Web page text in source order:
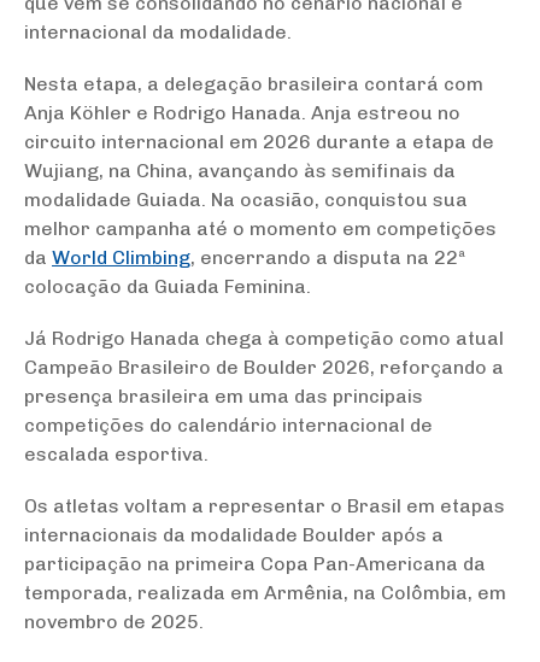
internacional da modalidade.
Nesta etapa, a delegação brasileira contará com
Anja Köhler e Rodrigo Hanada. Anja estreou no
circuito internacional em 2026 durante a etapa de
Wujiang, na China, avançando às semifinais da
modalidade Guiada. Na ocasião, conquistou sua
melhor campanha até o momento em competições
da World Climbing, encerrando a disputa na 22ª
colocação da Guiada Feminina.
Já Rodrigo Hanada chega à competição como atual
Campeão Brasileiro de Boulder 2026, reforçando a
presença brasileira em uma das principais
competições do calendário internacional de
escalada esportiva.
Os atletas voltam a representar o Brasil em etapas
internacionais da modalidade Boulder após a
participação na primeira Copa Pan-Americana da
temporada, realizada em Armênia, na Colômbia, em
novembro de 2025.